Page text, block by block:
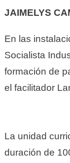
JAIMELYS
En las
Socialista
formación de
el facilitador
La unidad
duración de